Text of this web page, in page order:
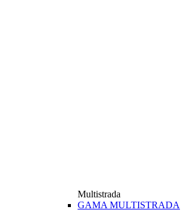
Multistrada
GAMA MULTISTRADA